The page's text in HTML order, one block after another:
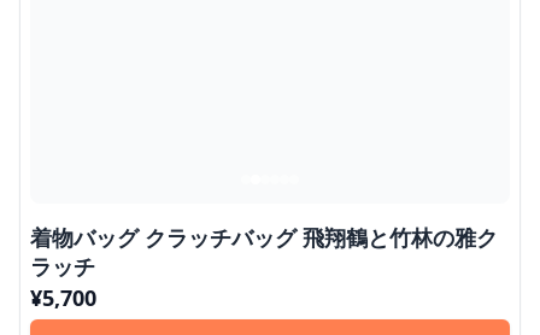
着物バッグ クラッチバッグ 飛翔鶴と竹林の雅ク
ラッチ
¥5,700